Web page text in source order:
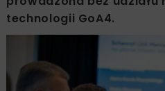
technologii GoA4.